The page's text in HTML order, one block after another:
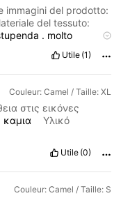
immagini del prodotto:
del tessuto:
. molto
Utile (1)
Couleur: Camel / Taille: XL
στις εικόνες
καμια
Υλικό
Utile (0)
Couleur: Camel / Taille: S